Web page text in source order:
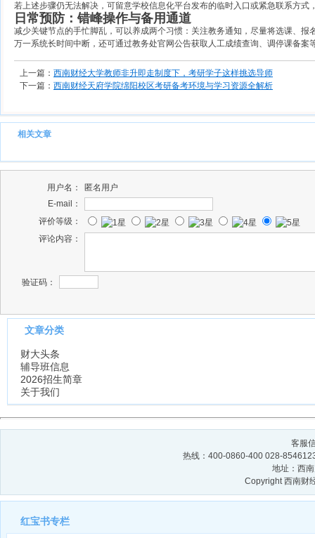
若上述步骤仍无法解决，可留意学校信息化平台发布的临时入口或紧急联系方式
日常预防：错峰操作与备用通道
减少关键节点的手忙脚乱，可以养成两个习惯：关注教务通知，尽量将选课、
万一系统长时间中断，还可通过教务处官网公告获取人工成绩查询、调停课备
上一篇： 西南财经大学教师非升即走制度下，考研学子这样挑选导师
下一篇： 西南财经天府学院绵阳校区考研备考环境与学习资源全解析
相关文章
用户名：
匿名用户
E-mail：
评价等级：
评论内容：
验证码：
文章分类
财大头条
辅导班信息
2026招生简章
关于我们
客服
热线：400-0860-400 028-
地址：西
Copyright 西南财
红宝书专栏